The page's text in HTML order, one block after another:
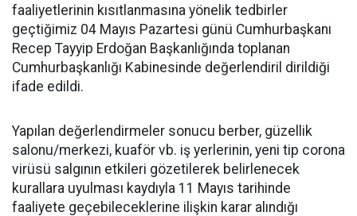
faaliyetlerinin kısıtlanmasına yönelik tedbirler
geçtiğimiz 04 Mayıs Pazartesi günü Cumhurbaşkanı
Recep Tayyip Erdoğan Başkanlığında toplanan
Cumhurbaşkanlığı Kabinesinde değerlendiril dirildiği
ifade edildi.
Yapılan değerlendirmeler sonucu berber, güzellik
salonu/merkezi, kuaför vb. iş yerlerinin, yeni tip corona
virüsü salgının etkileri gözetilerek belirlenecek
kurallara uyulması kaydıyla 11 Mayıs tarihinde
faaliyete geçebileceklerine ilişkin karar alındığı